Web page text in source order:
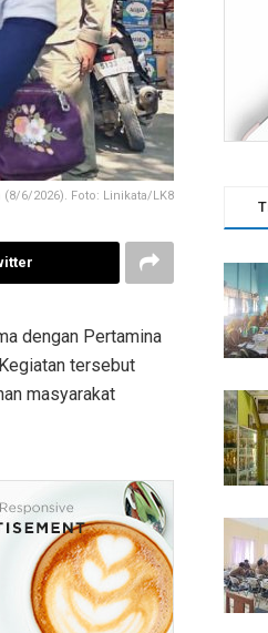
6/2026). Foto: Linikata/LK8
dengan Pertamina
tersebut
masyarakat